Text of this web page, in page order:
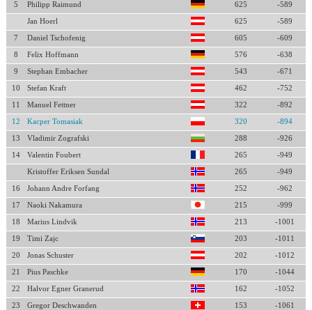
5 Philipp Raimund 625 -589
Jan Hoerl 625 -589
7 Daniel Tschofenig 605 -609
8 Felix Hoffmann 576 -638
9 Stephan Embacher 543 -671
10 Stefan Kraft 462 -752
11 Manuel Fettner 322 -892
12 Kacper Tomasiak 320 -894
13 Vladimir Zografski 288 -926
14 Valentin Foubert 265 -949
Kristoffer Eriksen Sundal 265 -949
16 Johann Andre Forfang 252 -962
17 Naoki Nakamura 215 -999
18 Marius Lindvik 213 -1001
19 Timi Zajc 203 -1011
20 Jonas Schuster 202 -1012
21 Pius Paschke 170 -1044
22 Halvor Egner Granerud 162 -1052
23 Gregor Deschwanden 153 -1061